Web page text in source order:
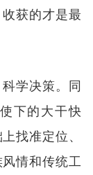
获的才是最
学决策。同
下的大干快
找准定位、
情和传统工